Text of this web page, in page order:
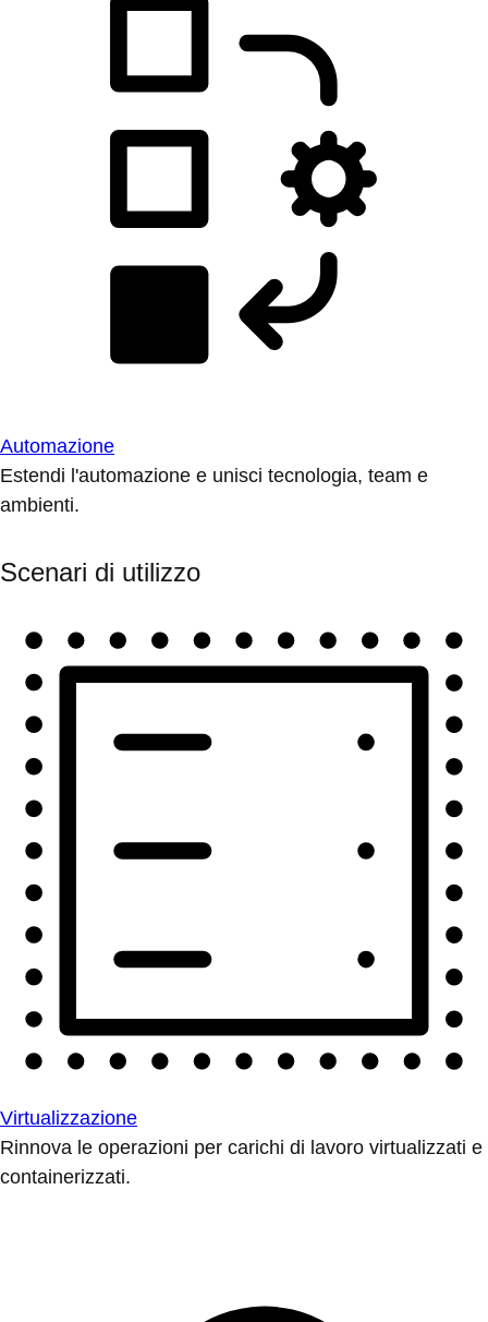
Automazione
Estendi l'automazione e unisci tecnologia, team e
ambienti.
Scenari di utilizzo
Virtualizzazione
Rinnova le operazioni per carichi di lavoro virtualizzati e
containerizzati.